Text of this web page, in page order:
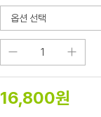
16,800원